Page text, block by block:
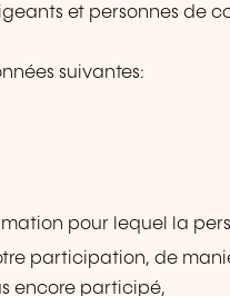
et personnes de
suivantes:
pour lequel la
participation, de
encore participé,